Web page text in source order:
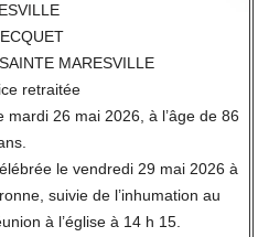
MARESVILLE
retraitée
26 mai 2026, à l’âge de 86
le vendredi 29 mai 2026 à
suivie de l’inhumation au
à l’église à 14 h 15.